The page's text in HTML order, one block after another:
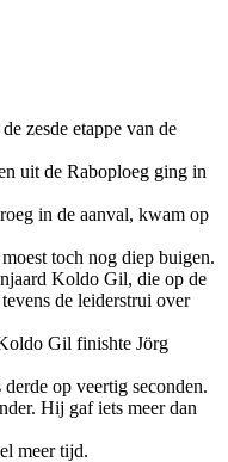
zesde etappe van de
uit de Raboploeg ging in
in de aanval, kwam op
toch nog diep buigen.
Koldo Gil, die op de
de leiderstrui over
Gil finishte Jörg
op veertig seconden.
Hij gaf iets meer dan
meer tijd.